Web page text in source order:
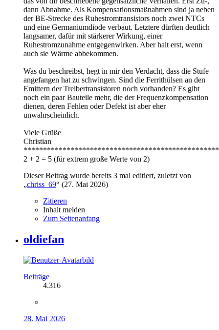
dann Abnahme. Als Kompensationsmaßnahmen sind ja neben
der BE-Strecke des Ruhestromtransistors noch zwei NTCs
und eine Germaniumdiode verbaut. Letztere dürften deutlich
langsamer, dafür mit stärkerer Wirkung, einer
Ruhestromzunahme entgegenwirken. Aber halt erst, wenn
auch sie Wärme abbekommen.
Was du beschreibst, hegt in mir den Verdacht, dass die Stufe
angefangen hat zu schwingen. Sind die Ferrithülsen an den
Emittern der Treibertransistoren noch vorhanden? Es gibt
noch ein paar Bauteile mehr, die der Frequenzkompensation
dienen, deren Fehlen oder Defekt ist aber eher
unwahrscheinlich.
Viele Grüße
Christian
**************************************************
2 + 2 = 5 (für extrem große Werte von 2)
Dieser Beitrag wurde bereits 3 mal editiert, zuletzt von
„chriss_69“ (27. Mai 2026)
Zitieren
Inhalt melden
Zum Seitenanfang
oldiefan
Beiträge
4.316
28. Mai 2026